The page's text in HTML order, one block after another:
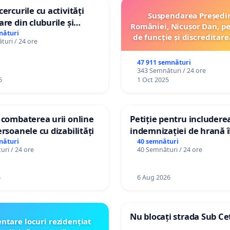
cu activități
din cluburile și
/ 24 ore
Suspendarea
României, Nicușor Dan,
de funcție și
47 911 semnături
343 Semnături / 24 ore
1 Oct 2025
urii online
cu dizabilități
/ 24 ore
Petiție pentru
indemnizației de hrană
de bază și protejarea
de vechime pentru
40 semnături
40 Semnături / 24 ore
6 Aug 2026
locuri rezidențiat
Nu blocați strada Sub